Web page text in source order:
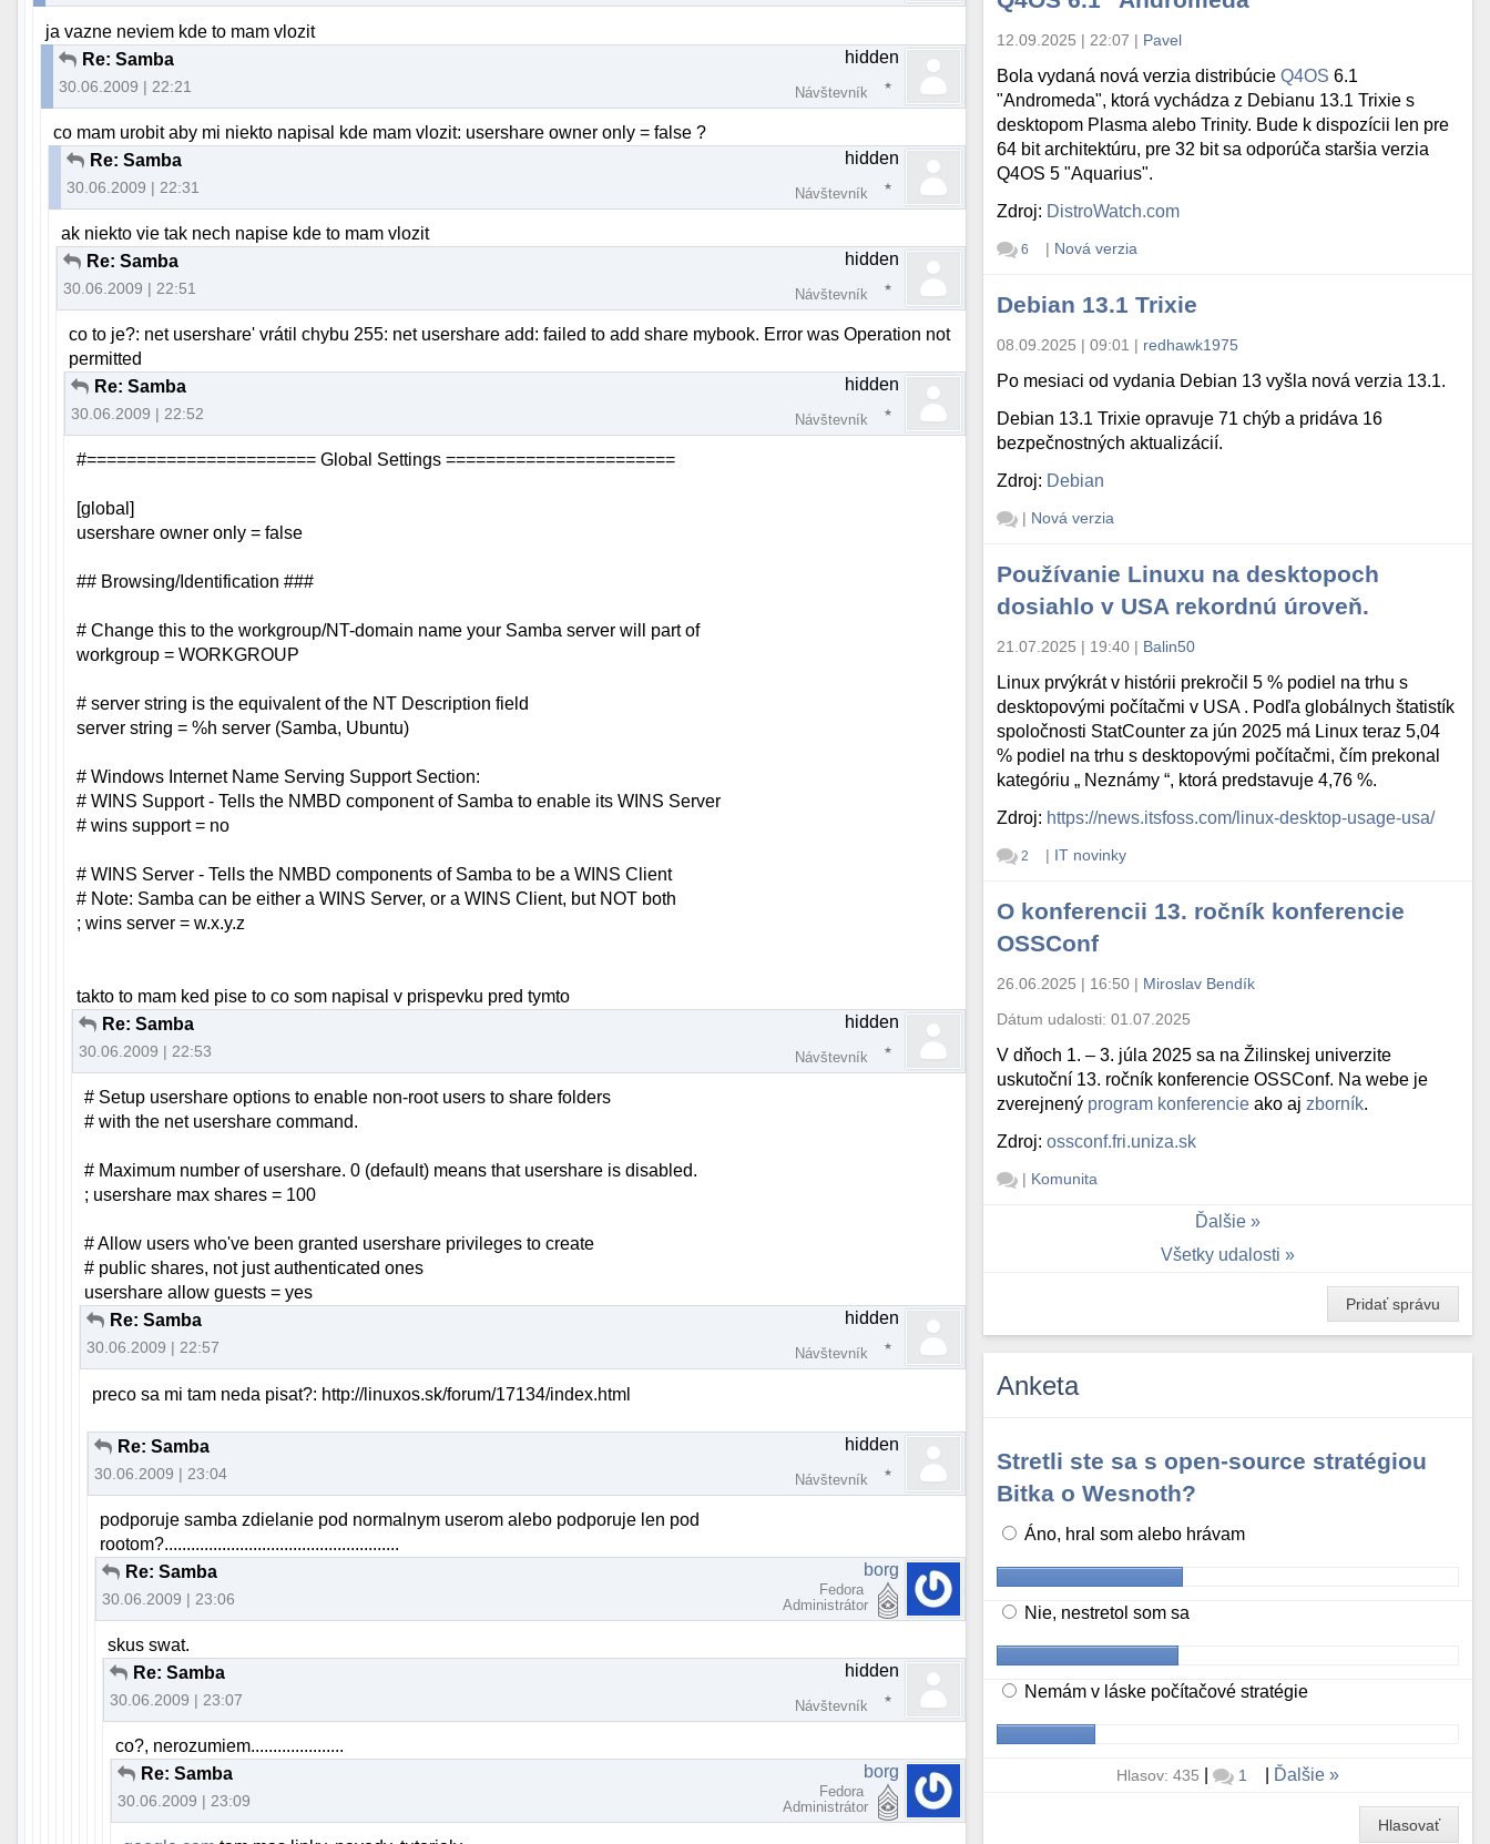
ja vazne neviem kde to mam vlozit
Re: Samba
30.06.2009 | 22:21
hidden
Návštevník
co mam urobit aby mi niekto napisal kde mam vlozit: usershare owner only = false ?
Re: Samba
30.06.2009 | 22:31
hidden
Návštevník
ak niekto vie tak nech napise kde to mam vlozit
Re: Samba
30.06.2009 | 22:51
hidden
Návštevník
co to je?: net usershare' vrátil chybu 255: net usershare add: failed to add share mybook. Error was Operation not
permitted
Re: Samba
30.06.2009 | 22:52
hidden
Návštevník
#======================= Global Settings =======================
[global]
usershare owner only = false
## Browsing/Identification ###
# Change this to the workgroup/NT-domain name your Samba server will part of
workgroup = WORKGROUP
# server string is the equivalent of the NT Description field
server string = %h server (Samba, Ubuntu)
# Windows Internet Name Serving Support Section:
# WINS Support - Tells the NMBD component of Samba to enable its WINS Server
# wins support = no
# WINS Server - Tells the NMBD components of Samba to be a WINS Client
# Note: Samba can be either a WINS Server, or a WINS Client, but NOT both
; wins server = w.x.y.z
takto to mam ked pise to co som napisal v prispevku pred tymto
Re: Samba
30.06.2009 | 22:53
hidden
Návštevník
# Setup usershare options to enable non-root users to share folders
# with the net usershare command.
# Maximum number of usershare. 0 (default) means that usershare is disabled.
; usershare max shares = 100
# Allow users who've been granted usershare privileges to create
# public shares, not just authenticated ones
usershare allow guests = yes
Re: Samba
30.06.2009 | 22:57
hidden
Návštevník
preco sa mi tam neda pisat?: http://linuxos.sk/forum/17134/index.html
Re: Samba
30.06.2009 | 23:04
hidden
Návštevník
podporuje samba zdielanie pod normalnym userom alebo podporuje len pod
rootom?.....................................................
Re: Samba
30.06.2009 | 23:06
borg
Fedora
Administrátor
skus swat.
Re: Samba
30.06.2009 | 23:07
hidden
Návštevník
co?, nerozumiem.....................
Re: Samba
30.06.2009 | 23:09
borg
Fedora
Administrátor
12.09.2025 | 22:07 | Pavel
Bola vydaná nová verzia distribúcieQ4OS 6.1
"Andromeda", ktorá vychádza z Debianu 13.1 Trixie s
desktopom Plasma alebo Trinity. Bude k dispozícii len pre
64 bit architektúru, pre 32 bit sa odporúča staršia verzia
Q4OS 5 "Aquarius".
Zdroj: DistroWatch.com
6 | Nová verzia
Debian 13.1 Trixie
08.09.2025 | 09:01 | redhawk1975
Po mesiaci od vydania Debian 13 vyšla nová verzia 13.1.
Debian 13.1 Trixie opravuje 71 chýb a pridáva 16
bezpečnostných aktualizácií.
Zdroj: Debian
| Nová verzia
Používanie Linuxu na desktopoch
dosiahlo v USA rekordnú úroveň.
21.07.2025 | 19:40 | Balin50
Linux prvýkrát v histórii prekročil 5 % podiel na trhu s
desktopovými počítačmi v USA . Podľa globálnych štatistík
spoločnosti StatCounter za jún 2025 má Linux teraz 5,04
% podiel na trhu s desktopovými počítačmi, čím prekonal
kategóriu „ Neznámy “, ktorá predstavuje 4,76 %.
Zdroj: https://news.itsfoss.com/linux-desktop-usage-usa/
2 | IT novinky
O konferencii 13. ročník konferencie
OSSConf
26.06.2025 | 16:50 | Miroslav Bendík
Dátum udalosti:01.07.2025
V dňoch 1. – 3. júla 2025 sa na Žilinskej univerzite
uskutoční 13. ročník konferencie OSSConf. Na webe je
zverejnený program konferencie ako aj zborník.
Zdroj:ossconf.fri.uniza.sk
| Komunita
Ďalšie
Všetky udalosti
Pridať správu
Anketa
Stretli ste sa s open-source stratégiou
Bitka o Wesnoth?
Áno, hral som alebo hrávam
Nie, nestretol som sa
Nemám v láske počítačové stratégie
Hlasov: 435 | 1 Ďalšie
Hlasovať